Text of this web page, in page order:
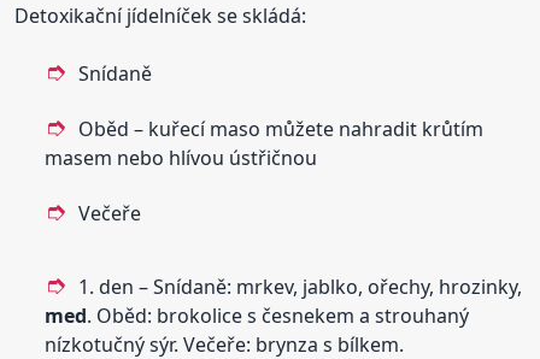
Detoxikační jídelníček se skládá:
Snídaně
Oběd – kuřecí maso můžete nahradit krůtím
masem nebo hlívou ústřičnou
Večeře
1. den – Snídaně: mrkev, jablko, ořechy, hrozinky,
med. Oběd: brokolice s česnekem a strouhaný
nízkotučný sýr. Večeře: brynza s bílkem.